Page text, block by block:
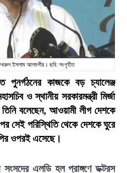
ফখরুল ইসলাম আলমগীর। ছবি: সংগৃহীত
পুনর্গঠনের কাজকে বড় চ্যালেঞ্জ
ও স্থানীয় সরকারমন্ত্রী মির্জা
বলেছেন, আওয়ামী লীগ দেশকে
সেই পরিস্থিতি থেকে দেশকে ঘুরে
ওপরই এসেছে।
এলডি হল প্রাঙ্গণে ডক্টরস